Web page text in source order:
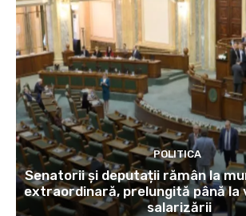
POLITICA
Senatorii și deputații rămân la
extraordinară, prelungită până la
salarizării